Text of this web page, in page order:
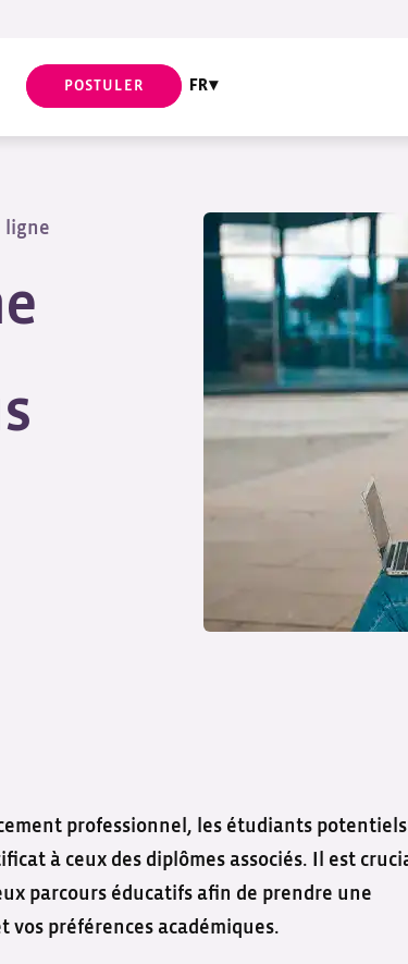
POSTULER FR
ligne
professionnel, les étudiants potentiels
à ceux des diplômes associés. Il est
parcours éducatifs afin de prendre une
vos préférences académiques.